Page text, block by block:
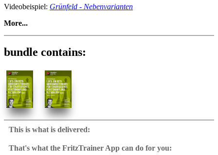
Videobeispiel: Grünfeld - Nebenvarianten
1.Sf3: Ein Reti-Großmeisterkurs für strategisches Verständnis
Eröffnungsrepertoire, das nicht auf dem Auswendiglernen endloser
Varianten beruht? In diesem Kurs vermittelt Großmeister Felix
Blohberger ein komplettes Eröffnungsrepertoire für Weiß, das sich
um den flexiblen Zug 1.Sf3 dreht. Egal, ob Sie ein Vereinsspieler
oder ein erfahrener Wettkämpfer sind, dieser Kurs bietet einen
soliden und dennoch dynamischen Ansatz, der sich an verschiedene
Spielstile und Gegner anpasst.
More...
bundle contains:
This is what is delivered:
Fritztrainer App for Windows
That's what the FritzTrainer App can do for you: